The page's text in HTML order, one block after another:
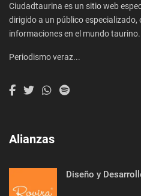
Ciudadtaurina es un sitio web
dirigido a un público
informaciones en el mundo taurino.
Periodismo veraz...
Alianzas
Diseño y